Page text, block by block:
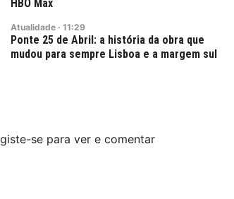
HBO Max
Atualidade · 11:29
Ponte 25 de Abril: a história da obra que
mudou para sempre Lisboa e a margem sul
se para ver e comentar